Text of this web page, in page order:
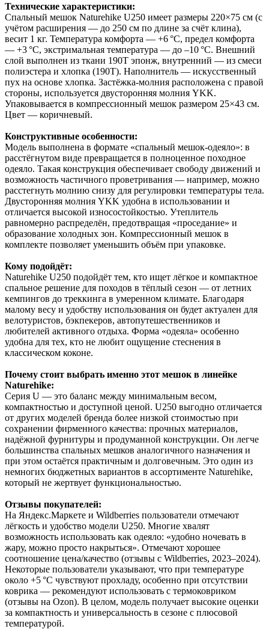
Технические характеристики:
Спальный мешок Naturehike U250 имеет размеры 220×75 см (с
учётом расширения — до 250 см по длине за счёт клина),
весит 1 кг. Температура комфорта — +6 °C, предел комфорта
— +3 °C, экстримальная температура — до –10 °C. Внешний
слой выполнен из ткани 190T эпонж, внутренний — из смеси
полиэстера и хлопка (190T). Наполнитель — искусственный
пух на основе хлопка. Застёжка-молния расположена с правой
стороны, используется двусторонняя молния YKK.
Упаковывается в компрессионный мешок размером 25×43 см.
Цвет — коричневый.
Конструктивные особенности:
Модель выполнена в формате «спальный мешок-одеяло»: в
расстёгнутом виде превращается в полноценное походное
одеяло. Такая конструкция обеспечивает свободу движений и
возможность частичного проветривания — например, можно
расстегнуть молнию снизу для регулировки температуры тела.
Двусторонняя молния YKK удобна в использовании и
отличается высокой износостойкостью. Утеплитель
равномерно распределён, предотвращая «проседание» и
образование холодных зон. Компрессионный мешок в
комплекте позволяет уменьшить объём при упаковке.
Кому подойдёт:
Naturehike U250 подойдёт тем, кто ищет лёгкое и компактное
спальное решение для походов в тёплый сезон — от летних
кемпингов до треккинга в умеренном климате. Благодаря
малому весу и удобству использования он будет актуален для
велотуристов, бэкпекеров, автопутешественников и
любителей активного отдыха. Форма «одеяла» особенно
удобна для тех, кто не любит ощущение стеснения в
классическом коконе.
Почему стоит выбрать именно этот мешок в линейке
Naturehike:
Серия U — это баланс между минимальным весом,
компактностью и доступной ценой. U250 выгодно отличается
от других моделей бренда более низкой стоимостью при
сохранении фирменного качества: прочных материалов,
надёжной фурнитуры и продуманной конструкции. Он легче
большинства спальных мешков аналогичного назначения и
при этом остаётся практичным и долговечным. Это один из
немногих бюджетных вариантов в ассортименте Naturehike,
который не жертвует функциональностью.
Отзывы покупателей:
На Яндекс.Маркете и Wildberries пользователи отмечают
лёгкость и удобство модели U250. Многие хвалят
возможность использовать как одеяло: «удобно ночевать в
жару, можно просто накрыться». Отмечают хорошее
соотношение цена/качество (отзывы с Wildberries, 2023–2024).
Некоторые пользователи указывают, что при температуре
около +5 °C чувствуют прохладу, особенно при отсутствии
коврика — рекомендуют использовать с термоковриком
(отзывы на Ozon). В целом, модель получает высокие оценки
за компактность и универсальность в сезоне с плюсовой
температурой.